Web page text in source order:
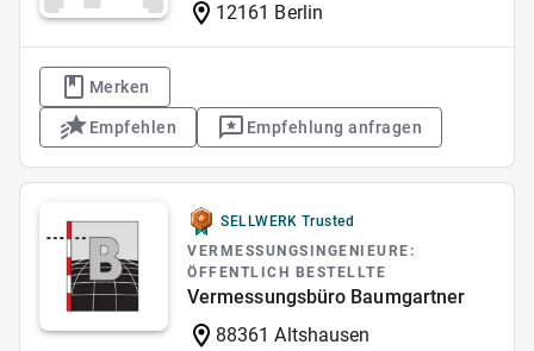
12161 Berlin
Merken
Empfehlen Empfehlung anfragen
SELLWERK Trusted
VERMESSUNGSINGENIEURE:
ÖFFENTLICH BESTELLTE
Vermessungsbüro Baumgartner
88361 Altshausen